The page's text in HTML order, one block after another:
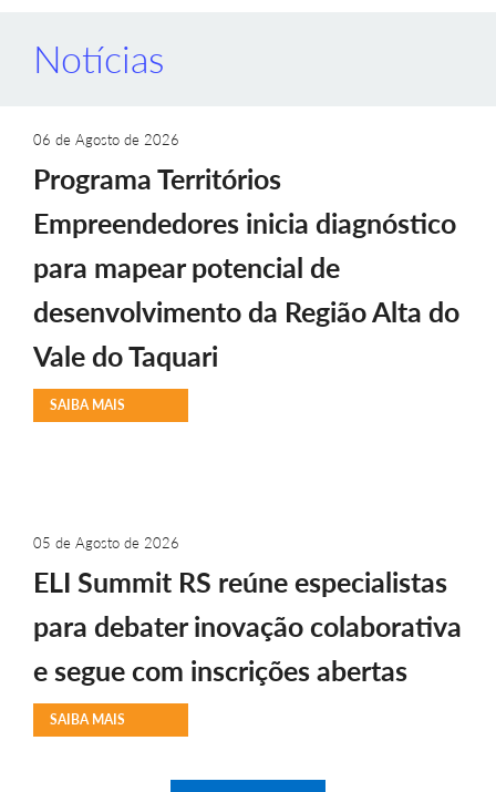
Notícias
06 de Agosto de 2026
Programa Territórios
Empreendedores inicia diagnóstico
para mapear potencial de
desenvolvimento da Região Alta do
Vale do Taquari
SAIBA MAIS
05 de Agosto de 2026
ELI Summit RS reúne especialistas
para debater inovação colaborativa
e segue com inscrições abertas
SAIBA MAIS